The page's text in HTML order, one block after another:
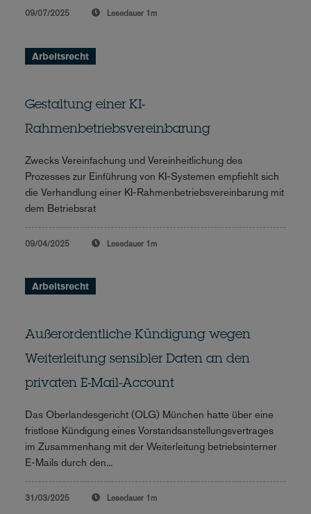
09/07/2025 Lesedauer 1m
Arbeitsrecht
Gestaltung einer KI-
Rahmenbetriebsvereinbarung
Zwecks Vereinfachung und Vereinheitlichung des
Prozesses zur Einführung von KI-Systemen empfiehlt sich
die Verhandlung einer KI-Rahmenbetriebsvereinbarung mit
dem Betriebsrat
09/04/2025 Lesedauer 1m
Arbeitsrecht
Außerordentliche Kündigung wegen
Weiterleitung sensibler Daten an den
privaten E-Mail-Account
Das Oberlandesgericht (OLG) München hatte über eine
fristlose Kündigung eines Vorstandsanstellungsvertrages
im Zusammenhang mit der Weiterleitung betriebsinterner
E-Mails durch den...
31/03/2025 Lesedauer 1m